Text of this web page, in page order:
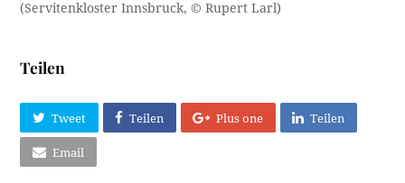
(Servitenkloster Innsbruck, © Rupert Larl)
Teilen
Tweet Teilen Plus one Teilen
Email